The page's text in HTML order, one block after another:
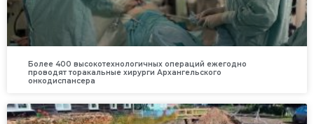
Более 400 высокотехнологичных операций ежегодно
проводят торакальные хирурги Архангельского
онкодиспансера